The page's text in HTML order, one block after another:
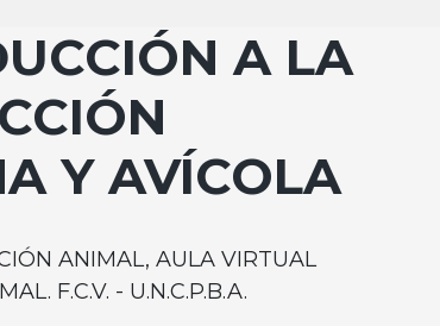
A LA
Y AVÍCOLA
ANIMAL, AULA VIRTUAL
F.C.V. - U.N.C.P.B.A.